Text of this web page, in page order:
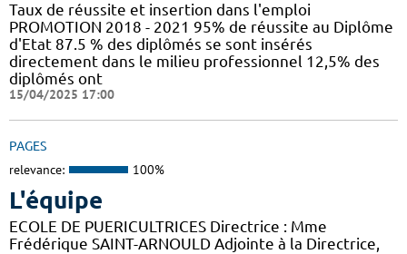
Taux de réussite et insertion dans l'emploi
PROMOTION 2018 - 2021 95% de réussite au Diplôme
d'Etat 87.5 % des diplômés se sont insérés
directement dans le milieu professionnel 12,5% des
diplômés ont
15/04/2025 17:00
PAGES
relevance: 100%
L'équipe
ECOLE DE PUERICULTRICES Directrice : Mme
Frédérique SAINT-ARNOULD Adjointe à la Directrice,